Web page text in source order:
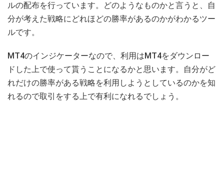
ルの配布を行っています。どのようなものかと言うと、自
分が考えた戦略にどれほどの勝率があるのかがわかるツー
ルです。
MT4のインジケーターなので、利用はMT4をダウンロー
ドした上で使って貰うことになるかと思います。自分がど
れだけの勝率がある戦略を利用しようとしているのかを知
れるので取引をする上で有利になれるでしょう。